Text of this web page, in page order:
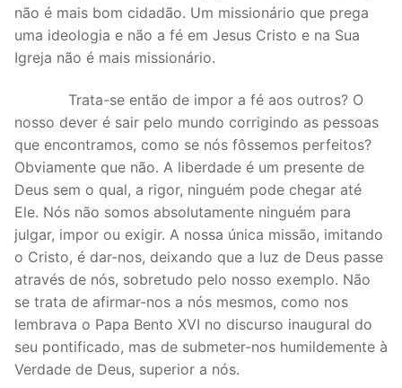
não é mais bom cidadão. Um missionário que prega
uma ideologia e não a fé em Jesus Cristo e na Sua
Igreja não é mais missionário.
Trata-se então de impor a fé aos outros? O
nosso dever é sair pelo mundo corrigindo as pessoas
que encontramos, como se nós fôssemos perfeitos?
Obviamente que não. A liberdade é um presente de
Deus sem o qual, a rigor, ninguém pode chegar até
Ele. Nós não somos absolutamente ninguém para
julgar, impor ou exigir. A nossa única missão, imitando
o Cristo, é dar-nos, deixando que a luz de Deus passe
através de nós, sobretudo pelo nosso exemplo. Não
se trata de afirmar-nos a nós mesmos, como nos
lembrava o Papa Bento XVI no discurso inaugural do
seu pontificado, mas de submeter-nos humildemente à
Verdade de Deus, superior a nós.